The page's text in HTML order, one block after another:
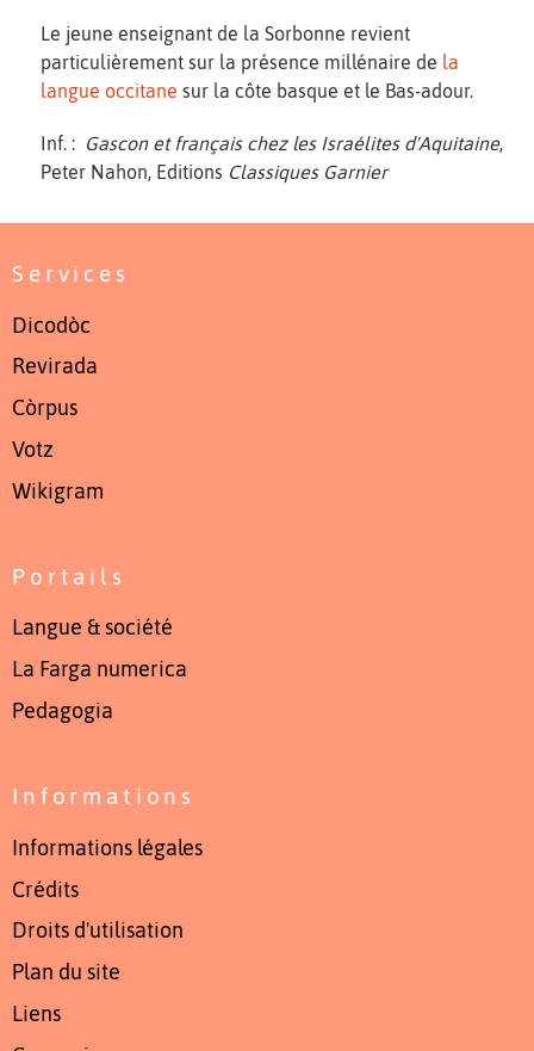
Le jeune enseignant de la Sorbonne revient
particulièrement sur la présence millénaire de la
langue occitane sur la côte basque et le Bas-adour.
Inf. : Gascon et français chez les Israélites d'Aquitaine,
Peter Nahon, Editions Classiques Garnier
Services
Dicodòc
Revirada
Còrpus
Votz
Wikigram
Portails
Langue & société
La Farga numerica
Pedagogia
Informations
Informations légales
Crédits
Droits d'utilisation
Plan du site
Liens